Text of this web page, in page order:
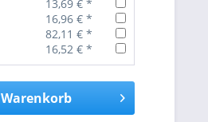
13,69 € *
16,96 € *
82,11 € *
16,52 € *
Warenkorb